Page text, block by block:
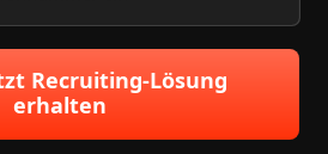
Recruiting-Lösung
erhalten